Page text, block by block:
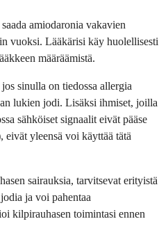
amiodaronia vakavien
vuoksi. Lääkärisi käy huolellisesti
määräämistä.
sinulla on tiedossa allergia
lukien jodi. Lisäksi ihmiset, joilla
sähköiset signaalit eivät pääse
yleensä voi käyttää tätä
sairauksia, tarvitsevat erityistä
ja voi pahentaa
kilpirauhasen toimintasi ennen